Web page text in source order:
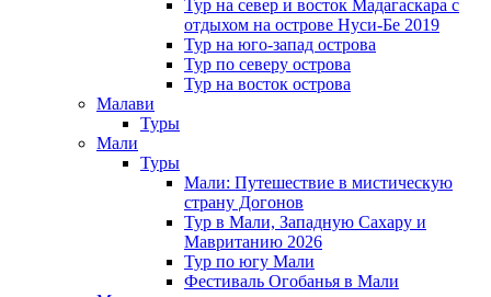
Тур на север и восток Мадагаскара с
отдыхом на острове Нуси-Бе 2019
Тур на юго-запад острова
Тур по северу острова
Тур на восток острова
Малави
Туры
Мали
Туры
Мали: Путешествие в мистическую
страну Догонов
Тур в Мали, Западную Сахару и
Мавританию 2026
Тур по югу Мали
Фестиваль Огобанья в Мали